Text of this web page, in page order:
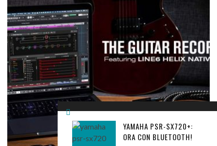
YAMAHA PSR-SX720+:
ORA CON BLUETOOTH!